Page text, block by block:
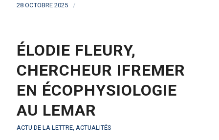
28 OCTOBRE 2025 /
ÉLODIE FLEURY,
CHERCHEUR IFREMER
EN ÉCOPHYSIOLOGIE
AU LEMAR
ACTU DE LA LETTRE, ACTUALITÉS